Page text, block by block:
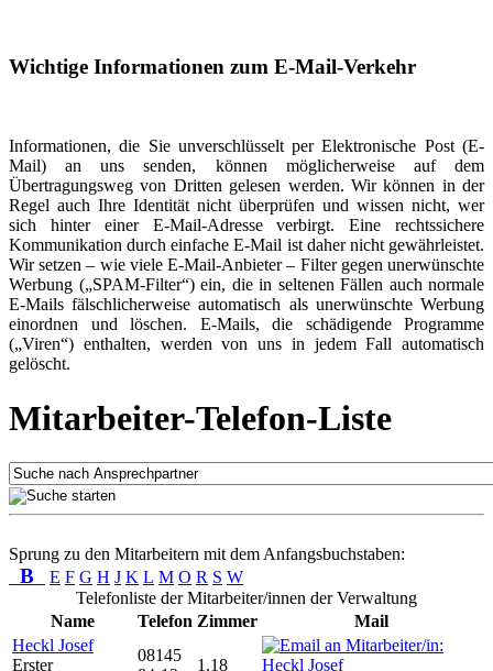
Wichtige Informationen zum E-Mail-Verkehr
Informationen, die Sie unverschlüsselt per Elektronische Post (E-
Mail) an uns senden, können möglicherweise auf dem
Übertragungsweg von Dritten gelesen werden. Wir können in der
Regel auch Ihre Identität nicht überprüfen und wissen nicht, wer
sich hinter einer E-Mail-Adresse verbirgt. Eine rechtssichere
Kommunikation durch einfache E-Mail ist daher nicht gewährleistet.
Wir setzen – wie viele E-Mail-Anbieter – Filter gegen unerwünschte
Werbung („SPAM-Filter“) ein, die in seltenen Fällen auch normale
E-Mails fälschlicherweise automatisch als unerwünschte Werbung
einordnen und löschen. E-Mails, die schädigende Programme
(„Viren“) enthalten, werden von uns in jedem Fall automatisch
gelöscht.
Mitarbeiter-Telefon-Liste
Sprung zu den Mitarbeitern mit dem Anfangsbuchstaben:
B E F G H J K L M O R S W
Telefonliste der Mitarbeiter/innen der Verwaltung
Name
Telefon Zimmer
Mail
Heckl Josef
Erster
08145
1.18